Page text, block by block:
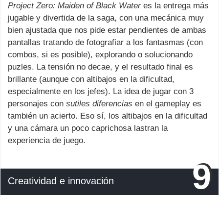
Project Zero: Maiden of Black Wateres la entrega más
jugable y divertida de la saga, con una mecánica muy
bien ajustada que nos pide estar pendientes de ambas
pantallas tratando de fotografiar a los fantasmas (con
combos, si es posible), explorando o solucionando
puzles. La tensión no decae, y el resultado final es
brillante (aunque con altibajos en la dificultad,
especialmente en los jefes). La idea de jugar con 3
personajes con sutiles diferencias en el gameplay es
también un acierto. Eso sí, los altibajos en la dificultad
y una cámara un poco caprichosa lastran la
experiencia de juego.
Creatividad e innovación 9